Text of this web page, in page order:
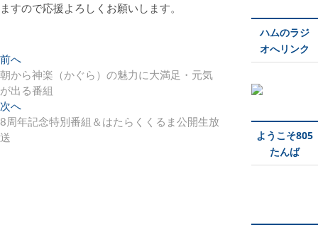
ますので応援よろしくお願いします。
投
稿
ナ
ビ
前へ
去
の
稿
朝から神楽（かぐら）の魅力に大満足・元気
が出る番組
次へ
の
8周年記念特別番組＆はたらくくるま公開生放
送
ハムのラジ
オへリンク
ようこそ805
たんば